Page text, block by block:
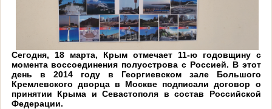
Сегодня, 18 марта, Крым отмечает 11-ю годовщину с
момента воссоединения полуострова с Россией. В этот
день в 2014 году в Георгиевском зале Большого
Кремлевского дворца в Москве подписали договор о
принятии Крыма и Севастополя в состав Российской
Федерации.